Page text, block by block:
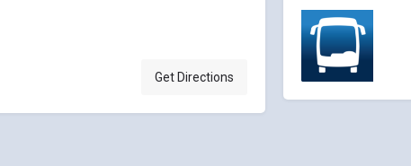
Get Directions